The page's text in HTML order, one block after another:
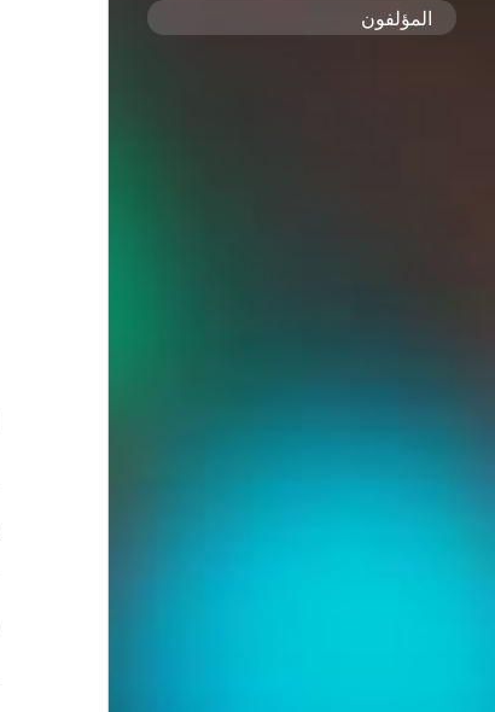
المؤلفون